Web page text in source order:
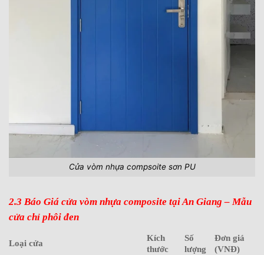
Cửa vòm nhựa compsoite sơn PU
2.3 Báo Giá cửa vòm nhựa composite tại An Giang – Mẫu
cửa chỉ phôi đen
Loại cửa
Kích
thước
Số
lượng
Đơn giá
(VNĐ)